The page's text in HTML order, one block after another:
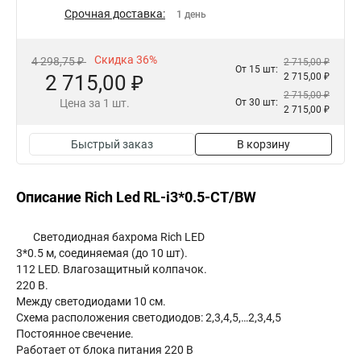
Срочная доставка: 1 день
4 298,75 ₽ Скидка 36%
2 715,00 ₽
Цена за 1 шт.
От 15 шт:
2 715,00 ₽
2 715,00 ₽
От 30 шт:
2 715,00 ₽
2 715,00 ₽
Быстрый заказ В корзину
Описание Rich Led RL-i3*0.5-CT/BW
Светодиодная бахрома Rich LED
3*0.5 м, соединяемая (до 10 шт).
112 LED. Влагозащитный колпачок.
220 В.
Между светодиодами 10 см.
Схема расположения светодиодов: 2,3,4,5,…2,3,4,5
Постоянное свечение.
Работает от блока питания 220 В